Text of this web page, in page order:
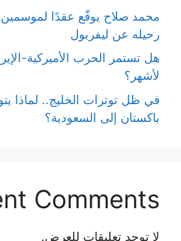
محمد صلاح يوقّع عقدًا
رحيله عن ليفربول
هل تستمر الحرب الأميركية-
لأشهر؟
في ظل توترات الخليج.. لماذا
باكستان إلى السعودية؟
Comments
لا توجد تعليقات للعرض.